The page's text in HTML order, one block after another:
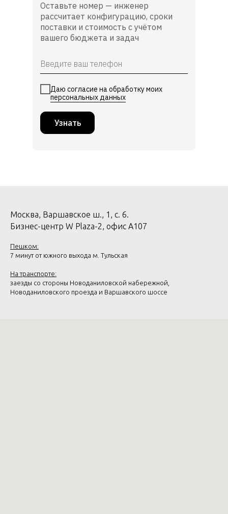
Оставьте номер — инженер
рассчитает конфигурацию, сроки
поставки и стоимость с учётом
вашего бюджета и задач
Даю согласие на обработку моих
персональных данных
Узнать
Москва, Варшавское ш., 1, с. 6.
Бизнес-центр W Plaza-2, офис А107
Пешком:
7 минут от южного выхода м. Тульская
На транспорте:
заезды со стороны Новоданиловской набережной,
Новоданиловского проезда и Варшавского шоссе